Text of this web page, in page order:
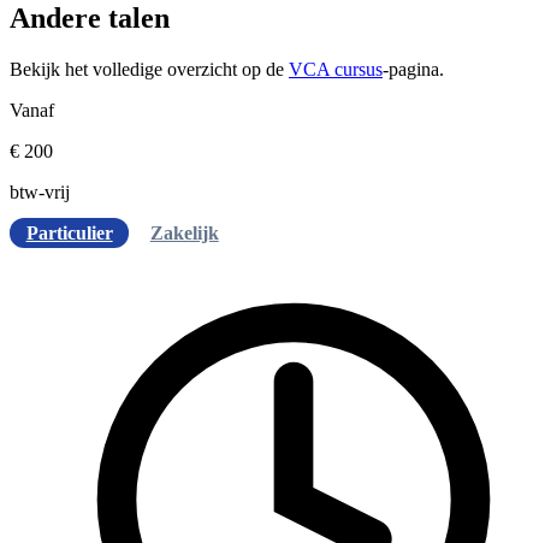
Andere talen
Bekijk het volledige overzicht op de VCA cursus-pagina.
Vanaf
€ 200
btw-vrij
Particulier
Zakelijk